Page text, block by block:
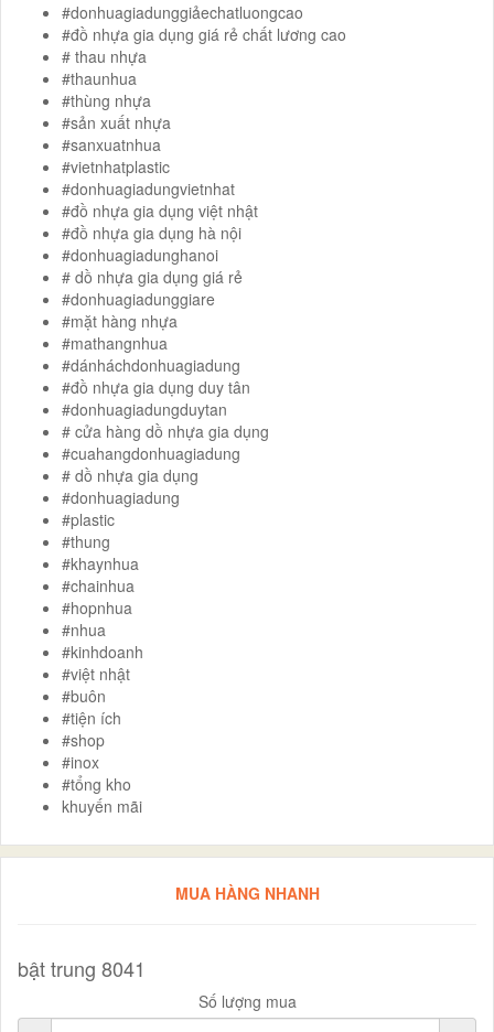
#donhuagiadunggiảechatluongcao
#đồ nhựa gia dụng giá rẻ chất lương cao
# thau nhựa
#thaunhua
#thùng nhựa
#sản xuất nhựa
#sanxuatnhua
#vietnhatplastic
#donhuagiadungvietnhat
#đồ nhựa gia dụng việt nhật
#đồ nhựa gia dụng hà nội
#donhuagiadunghanoi
# dồ nhựa gia dụng giá rẻ
#donhuagiadunggiare
#mặt hàng nhựa
#mathangnhua
#dánháchdonhuagiadung
#đồ nhựa gia dụng duy tân
#donhuagiadungduytan
# cửa hàng dồ nhựa gia dụng
#cuahangdonhuagiadung
# dồ nhựa gia dụng
#donhuagiadung
#plastic
#thung
#khaynhua
#chainhua
#hopnhua
#nhua
#kinhdoanh
#việt nhật
#buôn
#tiện ích
#shop
#inox
#tổng kho
khuyến mãi
MUA HÀNG NHANH
bật trung 8041
Số lượng mua